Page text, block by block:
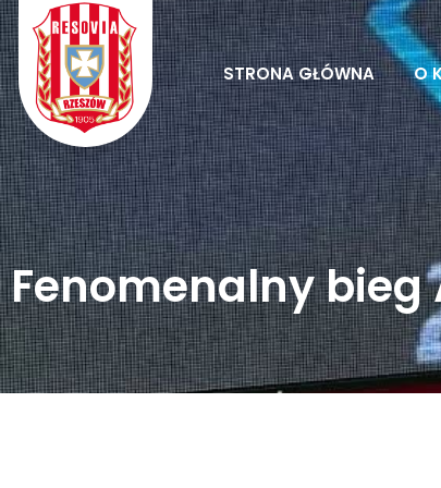
Skip
to
content
STRONA GŁÓWNA O
Fenomenalny bieg